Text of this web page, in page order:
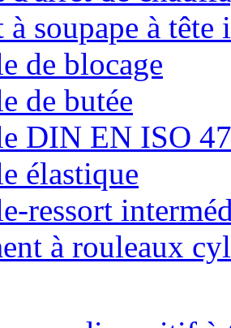
soupape à tête
de blocage
de butée
DIN EN ISO
élastique
ressort
à rouleaux